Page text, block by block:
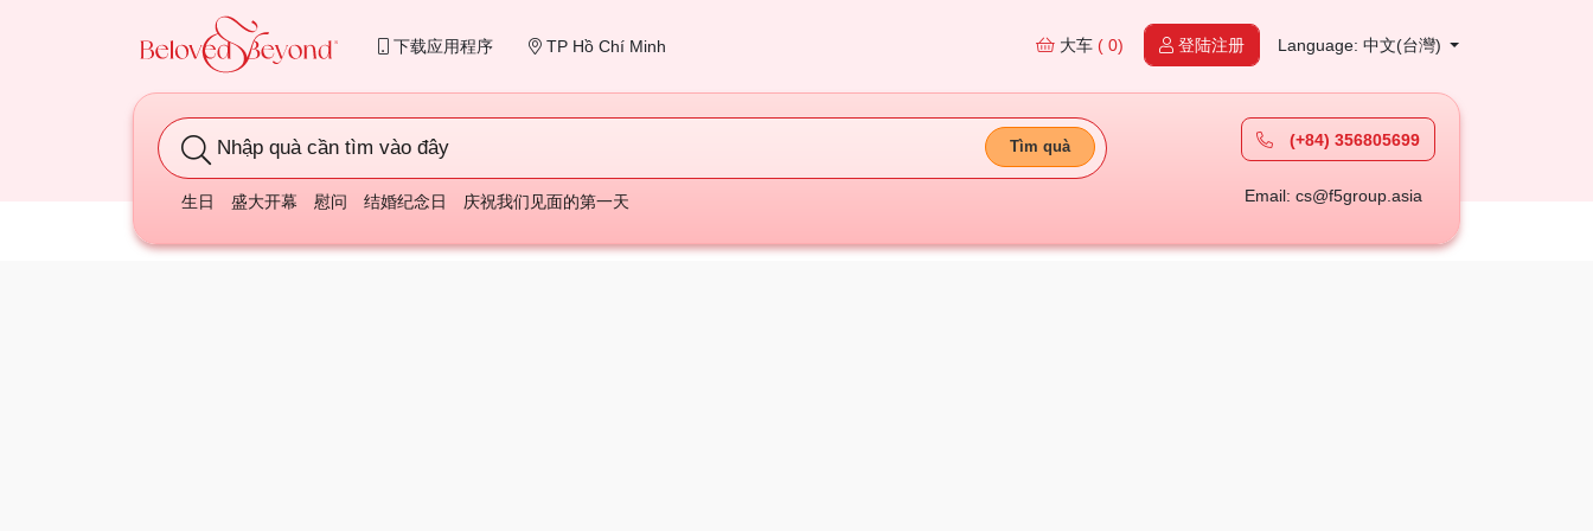
下载应用程序 TP Hồ Chí Minh 大车 ( 0) 登陆注册 Language: 中文(台灣)
Nhập quà cần tìm vào đây Tìm quà
生日 盛大开幕 慰问 结婚纪念日 庆祝我们见面的第一天
(+84) 356805699
Email: cs@f5group.asia